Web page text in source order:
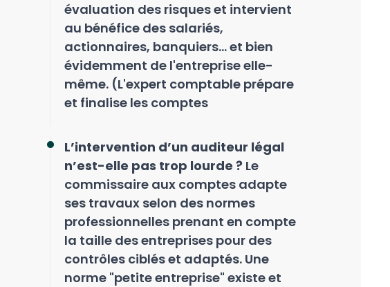
évaluation des risques et intervient
au bénéfice des salariés,
actionnaires, banquiers... et bien
évidemment de l'entreprise elle-
même. (L'expert comptable prépare
et finalise les comptes
L’intervention d’un auditeur légal
n’est-elle pas trop lourde ? Le
commissaire aux comptes adapte
ses travaux selon des normes
professionnelles prenant en compte
la taille des entreprises pour des
contrôles ciblés et adaptés. Une
norme "petite entreprise" existe et